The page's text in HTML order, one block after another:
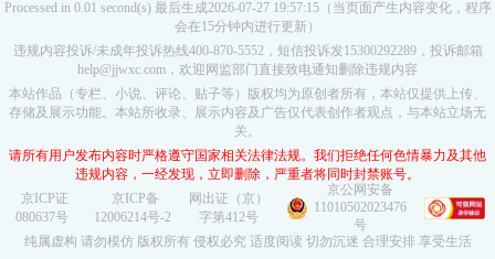
Processed in 0.01 second(s) 最后生成2026-07-27 19:57:15（当页面产生内容变化，程序
会在15分钟内进行更新）
违规内容投诉/未成年投诉热线400-870-5552，短信投诉发15300292289，投诉邮箱
help@jjwxc.com，欢迎网监部门直接致电通知删除违规内容
本站作品（专栏、小说、评论、贴子等）版权均为原创者所有，本站仅提供上传、
存储及展示功能。本站所收录、展示内容及广告仅代表创作者观点，与本站立场无
关。
请所有用户发布内容时严格遵守国家相关法律法规。我们拒绝任何色情暴力及其他
违规内容，一经发现，立即删除，严重者将同时封禁账号。
京ICP证
080637号
京ICP备
12006214号-2
网出证（京）
字第412号
京公网安备
11010502023476
号
纯属虚构 请勿模仿 版权所有 侵权必究 适度阅读 切勿沉迷 合理安排 享受生活